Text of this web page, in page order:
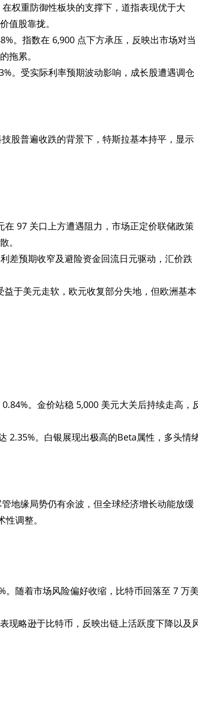
权重防御性板块的支撑下，道指表现优于大
值股靠拢。
。指数在 6,900 点下方承压，反映出市场对当
拖累。
。受实际利率预期波动影响，成长股遭遇调仓
股普遍收跌的背景下，特斯拉基本持平，显示
97 关口上方遭遇阻力，市场正定价联储政策
。
差预期收窄及避险资金回流日元驱动，汇价跌
于美元走软，欧元收复部分失地，但欧洲基本
。金价站稳 5,000 美元大关后持续走高，
2.35%。白银展现出极高的Beta属性，多头情
地缘局势仍有余波，但全球经济增长动能放缓
性调整。
。随着市场风险偏好收缩，比特币回落至 7 万美
现略逊于比特币，反映出链上活跃度下降以及